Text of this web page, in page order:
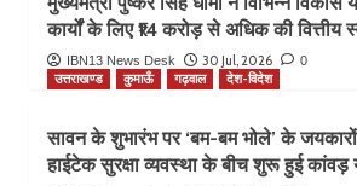
कार्यों के लिए ₹14 करोड़ से अधिक की वित्तीय
IBN13 News Desk 30 Jul, 2026 0
उत्तराखण्ड कुमाऊँ गढ़वाल देश-विदेश
सावन के शुभारंभ पर ‘बम-बम भोले’ के जयकारों
हाईटेक सुरक्षा व्यवस्था के बीच शुरू हुई कांवड़